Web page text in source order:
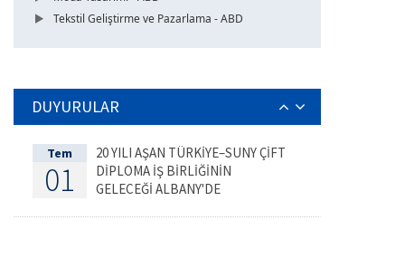
Tekstil Geliştirme ve Pazarlama - ABD
DUYURULAR
Tem
01
20 YILI AŞAN TÜRKİYE–SUNY ÇİFT
DİPLOMA İŞ BİRLİĞİNİN
GELECEĞİ ALBANY'DE